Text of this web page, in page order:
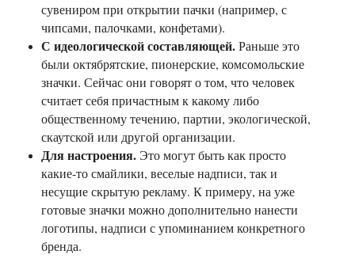
сувениром при открытии пачки (например, с
чипсами, палочками, конфетами).
С идеологической составляющей.Раньше это
были октябрятские, пионерские, комсомольские
значки. Сейчас они говорят о том, что человек
считает себя причастным к какому либо
общественному течению, партии, экологической,
скаутской или другой организации.
Для настроения. Это могут быть как просто
какие-то смайлики, веселые надписи, так и
несущие скрытую рекламу. К примеру, на уже
готовые значки можно дополнительно нанести
логотипы, надписи с упоминанием конкретного
бренда.